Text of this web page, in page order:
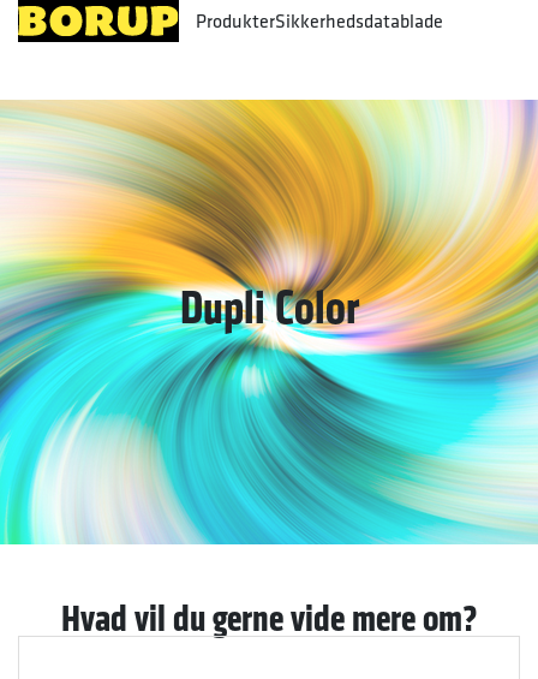
ProdukterSikkerhedsdatablade
Dupli Color
Hvad vil du gerne vide mere om?